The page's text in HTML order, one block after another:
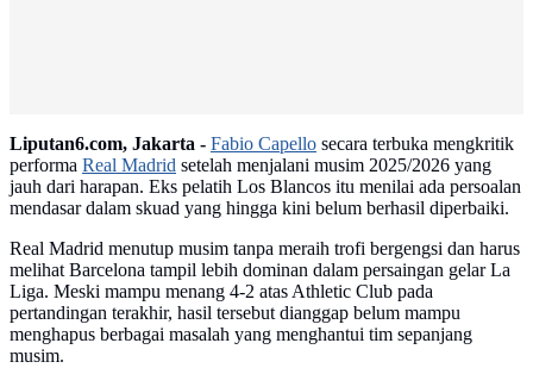
Liputan6.com, Jakarta - Fabio Capello secara terbuka mengkritik
performa Real Madrid setelah menjalani musim 2025/2026 yang
jauh dari harapan. Eks pelatih Los Blancos itu menilai ada persoalan
mendasar dalam skuad yang hingga kini belum berhasil diperbaiki.
Real Madrid menutup musim tanpa meraih trofi bergengsi dan harus
melihat Barcelona tampil lebih dominan dalam persaingan gelar La
Liga. Meski mampu menang 4-2 atas Athletic Club pada
pertandingan terakhir, hasil tersebut dianggap belum mampu
menghapus berbagai masalah yang menghantui tim sepanjang
musim.